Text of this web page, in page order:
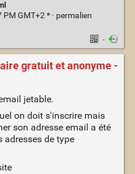
GMT+2 * · permalien
·
gratuit et anonyme -
jetable.
on doit s'inscrire mais
son adresse email a été
adresses de type